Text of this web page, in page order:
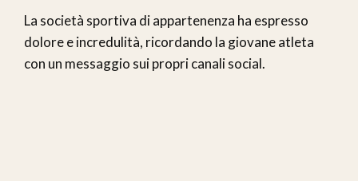
La società sportiva di appartenenza ha espresso
dolore e incredulità, ricordando la giovane atleta
con un messaggio sui propri canali social.